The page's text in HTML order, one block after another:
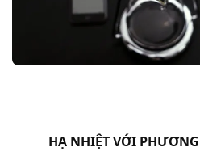
HẠ NHIỆT VỚI